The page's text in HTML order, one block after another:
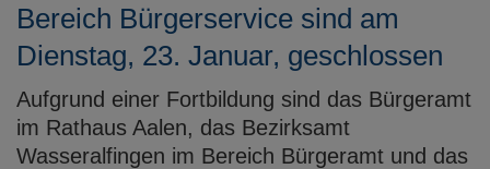
Bereich Bürgerservice sind am
Dienstag, 23. Januar, geschlossen
Aufgrund einer Fortbildung sind das Bürgeramt
im Rathaus Aalen, das Bezirksamt
Wasseralfingen im Bereich Bürgeramt und das